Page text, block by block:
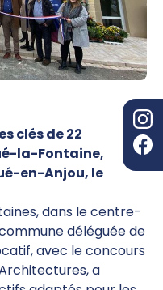
clés de22
la-Fontaine,
en-Anjou, le
dans le centre-
déléguée de
avec le concours
a